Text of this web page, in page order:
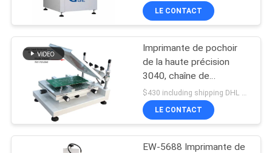
POLITIQUE
DE
CONFIDENTIALITÉ
Petite machine de
SMT
LE CONTACT
Imprimante de pochoir
de la haute précision
3040, chaîne de
production de SMT
chaîne de montage de
carte PCB
LE CONTACT
EW-5688 Imprimante de